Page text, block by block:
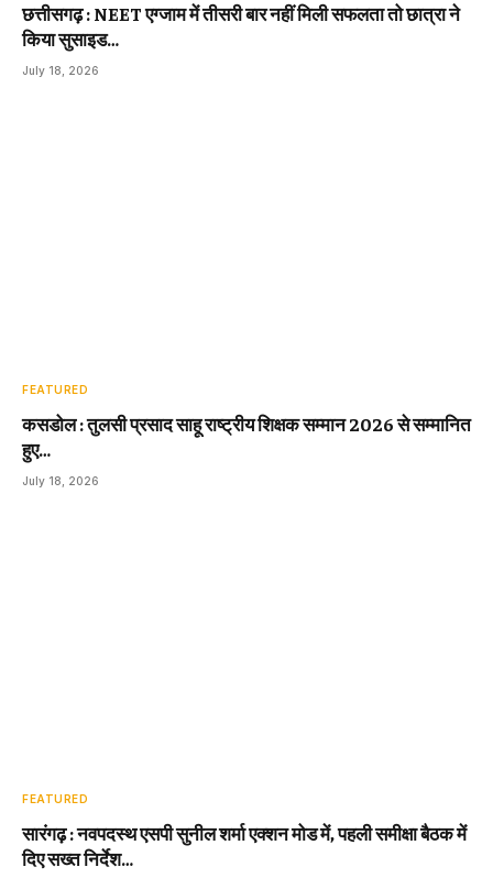
छत्तीसगढ़ : NEET एग्जाम में तीसरी बार नहीं मिली सफलता तो छात्रा ने
किया सुसाइड…
July 18, 2026
FEATURED
कसडोल : तुलसी प्रसाद साहू राष्ट्रीय शिक्षक सम्मान 2026 से सम्मानित
हुए…
July 18, 2026
FEATURED
सारंगढ़ : नवपदस्थ एसपी सुनील शर्मा एक्शन मोड में, पहली समीक्षा बैठक में
दिए सख्त निर्देश…